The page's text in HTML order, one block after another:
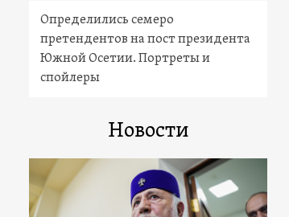
Определились семеро
претендентов на пост президента
Южной Осетии. Портреты и
спойлеры
Новости